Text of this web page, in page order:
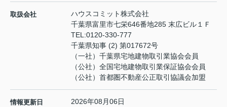
取扱会社
ハウスコミット株式会社
千葉県富里市七栄646番地285 末広ビル１Ｆ
TEL:0120-330-777
千葉県知事 (2) 第017672号
（一社）千葉県宅地建物取引業協会会員
（公社）全国宅地建物取引業保証協会会員
（公社）首都圏不動産公正取引協議会加盟
情報更新日 2026年08月06日